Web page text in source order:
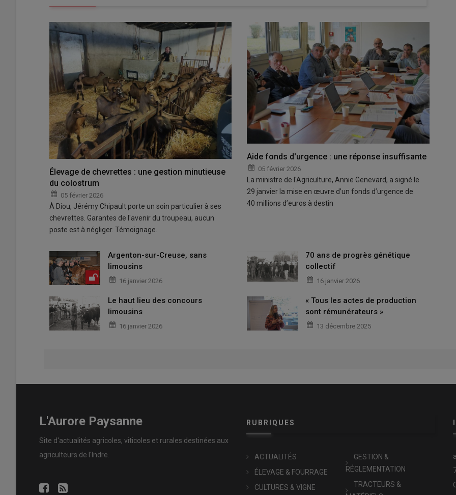
Élevage de chevrettes : une gestion minutieuse
du colostrum
05 février 2026
À Diou, Jérémy Chipault porte un soin particulier à ses
chevrettes. Garantes de l'avenir du troupeau, aucun
poste est à négliger. Témoignage.
Aide fonds d'urgence : une réponse insuffisante
05 février 2026
La ministre de l'Agriculture, Annie Genevard, a signé le
29 janvier la mise en œuvre d’un fonds d’urgence de
40 millions d’euros à destin
Argenton-sur-Creuse, sans
limousins
16 janvier 2026
70 ans de progrès génétique
collectif
16 janvier 2026
Le haut lieu des concours
limousins
16 janvier 2026
« Tous les actes de production
sont rémunérateurs »
13 décembre 2025
L'Aurore Paysanne
Site d'actualités agricoles, viticoles et rurales destinées aux
agriculteurs de l'Indre.
RUBRIQUES
ACTUALITÉS
ÉLEVAGE & FOURRAGE
CULTURES & VIGNE
GESTION &
RÉGLEMENTATION
TRACTEURS &